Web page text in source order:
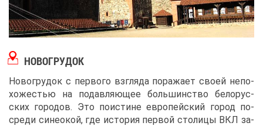
НО­ВО­ГРУ­ДОК
Но­во­гру­док с пер­во­го взгля­да по­ра­жа­ет сво­ей непо­
хо­же­стью на по­дав­ля­ю­щее боль­шин­ство бе­ло­рус­
ских го­ро­дов. Это по­и­стине ев­ро­пей­ский го­род по­
сре­ди си­не­окой, где ис­то­рия пер­вой сто­ли­цы ВКЛ за­